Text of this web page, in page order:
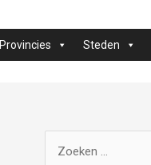
Provincies Steden